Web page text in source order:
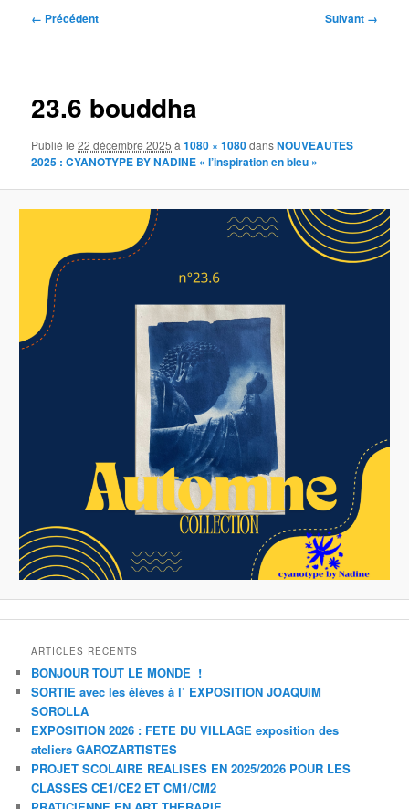
Navigation
← Précédent Suivant →
23.6 bouddha
Publié le22 décembre 2025 à1080 × 1080dansNOUVEAUTES
2025 : CYANOTYPE BY NADINE « l’inspiration en bleu »
ARTICLES RÉCENTS
BONJOUR TOUT LE MONDE !
SORTIE avec les élèves à l’ EXPOSITION JOAQUIM
SOROLLA
EXPOSITION 2026 : FETE DU VILLAGE exposition des
ateliers GAROZARTISTES
PROJET SCOLAIRE REALISES EN 2025/2026 POUR LES
CLASSES CE1/CE2 ET CM1/CM2